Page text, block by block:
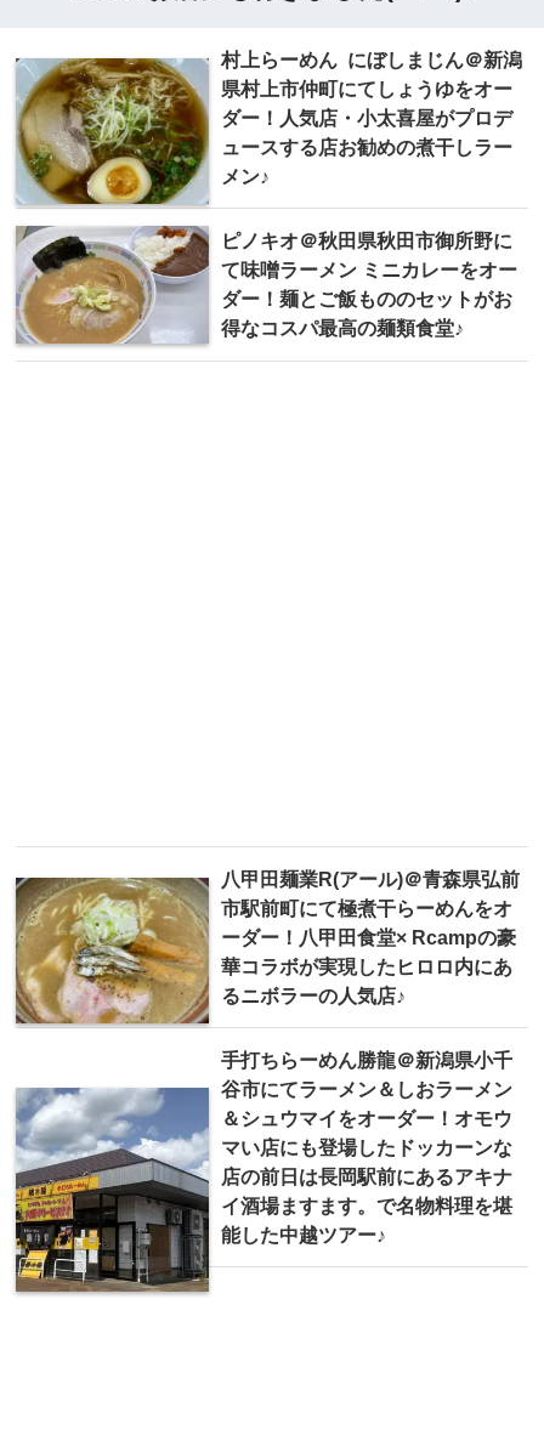
村上らーめん にぼしまじん＠新潟
県村上市仲町にてしょうゆをオー
ダー！人気店・小太喜屋がプロデ
ュースする店お勧めの煮干しラー
メン♪
ピノキオ＠秋田県秋田市御所野に
て味噌ラーメン ミニカレーをオー
ダー！麺とご飯もののセットがお
得なコスパ最高の麺類食堂♪
八甲田麺業R(アール)＠青森県弘前
市駅前町にて極煮干らーめんをオ
ーダー！八甲田食堂× Rcampの豪
華コラボが実現したヒロロ内にあ
るニボラーの人気店♪
手打ちらーめん勝龍＠新潟県小千
谷市にてラーメン＆しおラーメン
＆シュウマイをオーダー！オモウ
マい店にも登場したドッカーンな
店の前日は長岡駅前にあるアキナ
イ酒場ますます。で名物料理を堪
能した中越ツアー♪